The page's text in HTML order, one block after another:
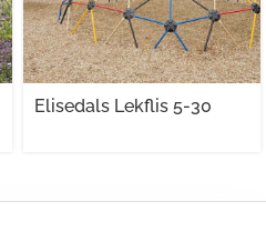
Elisedals Lekflis 5-30